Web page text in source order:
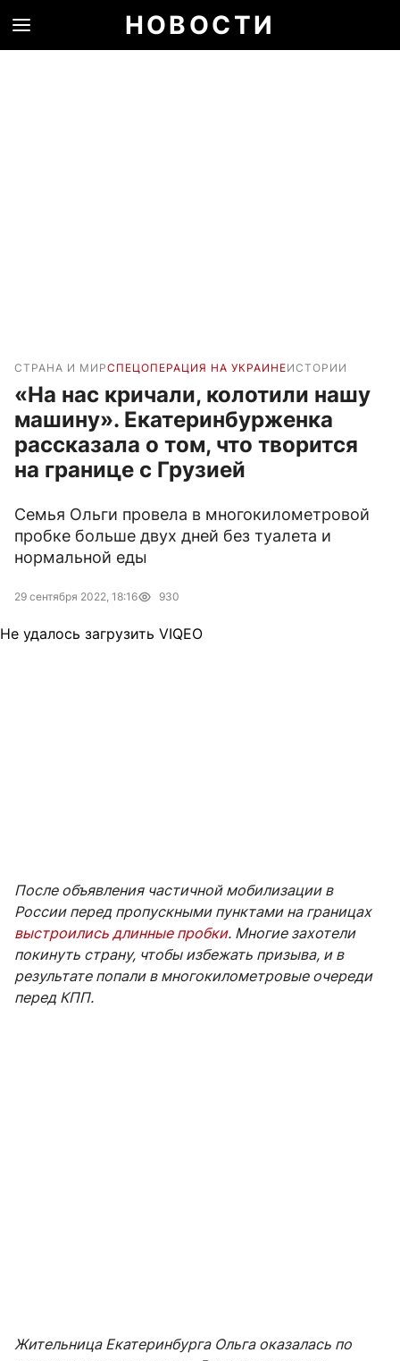
НОВОСТИ
СТРАНА И МИРСПЕЦОПЕРАЦИЯ НА УКРАИНЕИСТОРИИ
«На нас кричали, колотили нашу
машину». Екатеринбурженка
рассказала о том, что творится
на границе с Грузией
Семья Ольги провела в многокилометровой
пробке больше двух дней без туалета и
нормальной еды
29 сентября 2022, 18:16 930
Не удалось загрузить VIQEO
После объявления частичной мобилизации в
России перед пропускными пунктами на границах
выстроились длинные пробки. Многие захотели
покинуть страну, чтобы избежать призыва, и в
результате попали в многокилометровые очереди
перед КПП.
Жительница Екатеринбурга Ольга оказалась по